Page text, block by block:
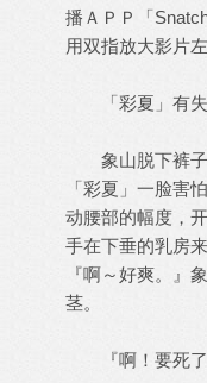
播ＡＰＰ「
用双指放大影片
「彩夏」有失
象山脱下裤子
「彩夏」一脸害
动腰部的幅度，
手在下垂的乳房
『啊～好爽。』
茎。
『啊！要死了